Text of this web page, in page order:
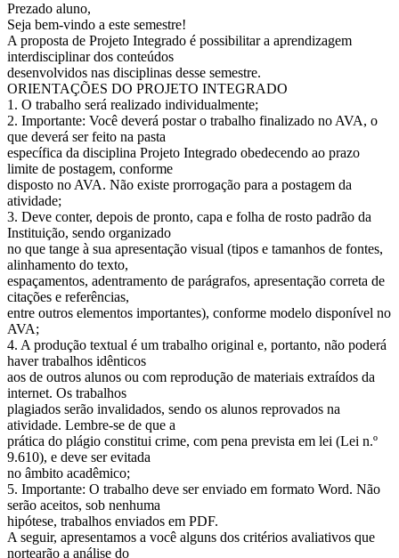
Prezado aluno,
Seja bem-vindo a este semestre!
A proposta de Projeto Integrado é possibilitar a aprendizagem
interdisciplinar dos conteúdos
desenvolvidos nas disciplinas desse semestre.
ORIENTAÇÕES DO PROJETO INTEGRADO
1. O trabalho será realizado individualmente;
2. Importante: Você deverá postar o trabalho finalizado no AVA, o
que deverá ser feito na pasta
específica da disciplina Projeto Integrado obedecendo ao prazo
limite de postagem, conforme
disposto no AVA. Não existe prorrogação para a postagem da
atividade;
3. Deve conter, depois de pronto, capa e folha de rosto padrão da
Instituição, sendo organizado
no que tange à sua apresentação visual (tipos e tamanhos de fontes,
alinhamento do texto,
espaçamentos, adentramento de parágrafos, apresentação correta de
citações e referências,
entre outros elementos importantes), conforme modelo disponível no
AVA;
4. A produção textual é um trabalho original e, portanto, não poderá
haver trabalhos idênticos
aos de outros alunos ou com reprodução de materiais extraídos da
internet. Os trabalhos
plagiados serão invalidados, sendo os alunos reprovados na
atividade. Lembre-se de que a
prática do plágio constitui crime, com pena prevista em lei (Lei n.º
9.610), e deve ser evitada
no âmbito acadêmico;
5. Importante: O trabalho deve ser enviado em formato Word. Não
serão aceitos, sob nenhuma
hipótese, trabalhos enviados em PDF.
A seguir, apresentamos a você alguns dos critérios avaliativos que
nortearão a análise do